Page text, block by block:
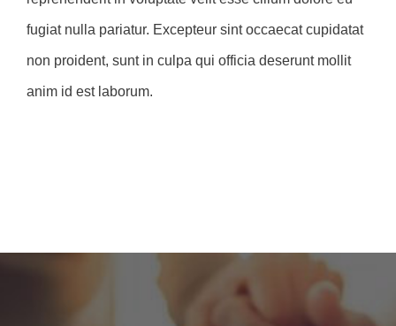
fugiat nulla pariatur. Excepteur sint occaecat cupidatat
non proident, sunt in culpa qui officia deserunt mollit
anim id est laborum.